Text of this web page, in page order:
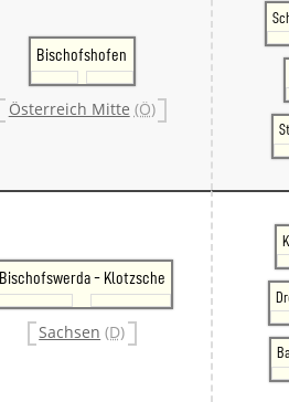
Bischofshofen
Österreich Mitte (Ö)
Bischofswerda - Klotzsche
Sachsen (D)